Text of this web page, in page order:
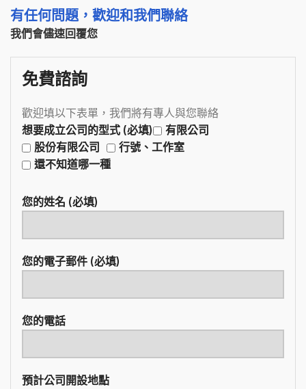
有任何問題，歡迎和我們聯絡
我們會儘速回覆您
免費諮詢
歡迎填以下表單，我們將有專人與您聯絡
想要成立公司的型式 (必填)
有限公司
股份有限公司
行號、工作室
還不知道哪一種
您的姓名 (必填)
您的電子郵件 (必填)
您的電話
預計公司開設地點